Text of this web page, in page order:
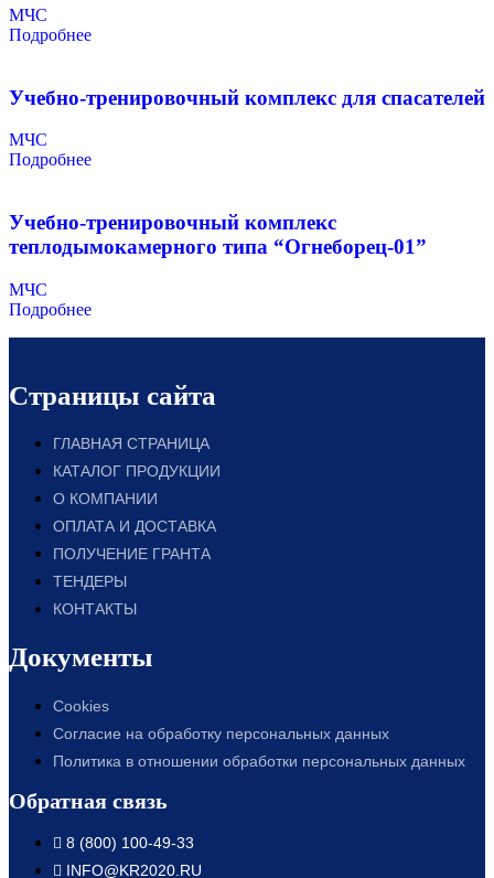
МЧС
Подробнее
Учебно-тренировочный комплекс для спасателей
МЧС
Подробнее
Учебно-тренировочный комплекс
теплодымокамерного типа “Огнеборец-01”
МЧС
Подробнее
Страницы сайта
ГЛАВНАЯ СТРАНИЦА
КАТАЛОГ ПРОДУКЦИИ
О КОМПАНИИ
ОПЛАТА И ДОСТАВКА
ПОЛУЧЕНИЕ ГРАНТА
ТЕНДЕРЫ
КОНТАКТЫ
Документы
Cookies
Согласие на обработку персональных данных
Политика в отношении обработки персональных данных
Обратная связь
8 (800) 100-49-33
INFO@KR2020.RU